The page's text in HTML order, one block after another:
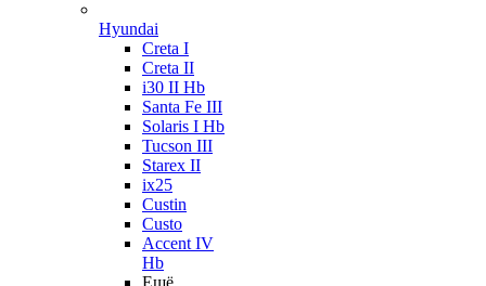
Hyundai
Creta I
Creta II
i30 II Hb
Santa Fe III
Solaris I Hb
Tucson III
Starex II
ix25
Custin
Custo
Accent IV
Hb
Ещё